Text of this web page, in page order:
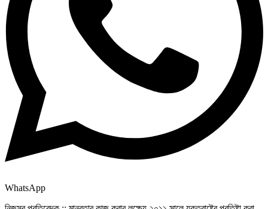
WhatsApp